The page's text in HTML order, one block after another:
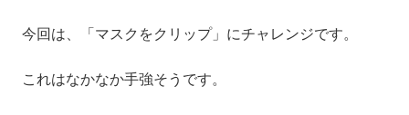
今回は、「マスクをクリップ」にチャレンジです。
これはなかなか手強そうです。